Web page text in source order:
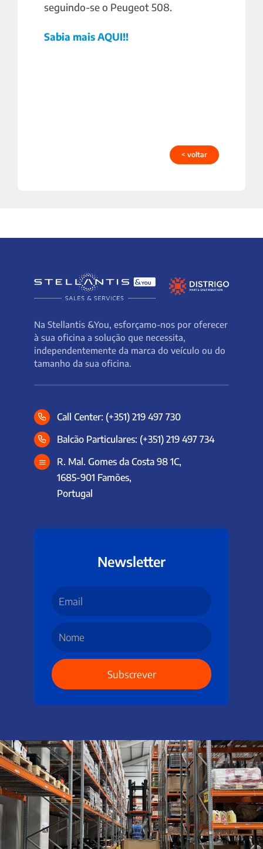
seguindo-se o Peugeot 508.
Sabia mais AQUI!!
< voltar
Na Stellantis &You, esforçamo-nos por oferecer
à sua oficina a solução que necessita,
independentemente da marca do veículo ou do
tamanho da sua oficina.
Call Center: (+351) 219 497 730
Balcão Particulares: (+351) 219 497 734
R. Mal. Gomes da Costa 98 1C,
1685-901 Famões,
Portugal
Newsletter